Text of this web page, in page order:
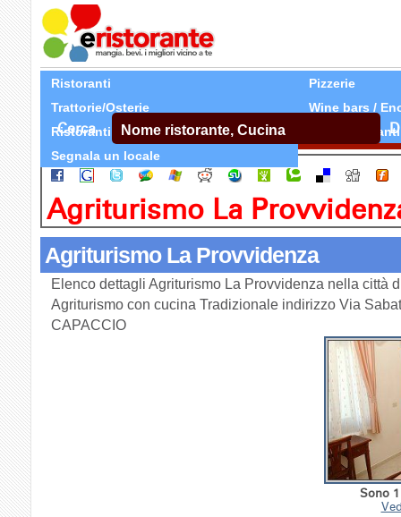
Ristoranti
Pizzerie
Trattorie/Osterie
Wine bars /
Ristoranti Etnici
Tutti Ristoranti
Segnala un locale
Cerca
Agriturismo La
Agriturismo La Provvidenza
Elenco dettagli Agriturismo La Provvidenza nella città
Agriturismo con cucina Tradizionale indirizzo Via
CAPACCIO
Sono